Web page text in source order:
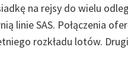
na rejsy do wielu
linie SAS. Połączenia
rozkładu lotów. Drugi